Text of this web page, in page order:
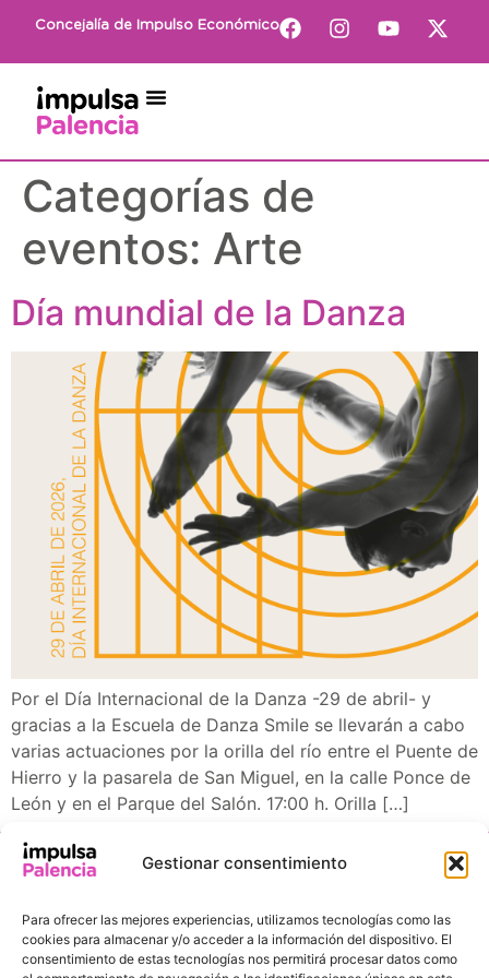
Gestionar consentimiento
Para ofrecer las mejores experiencias, utilizamos tecnologías como las
cookies para almacenar y/o acceder a la información del dispositivo. El
consentimiento de estas tecnologías nos permitirá procesar datos como
Concejalía de Impulso Económico
Categorías de
eventos: Arte
Día mundial de la Danza
Por el Día Internacional de la Danza -29 de abril- y
gracias a la Escuela de Danza Smile se llevarán a cabo
varias actuaciones por la orilla del río entre el Puente de
Hierro y la pasarela de San Miguel, en la calle Ponce de
León y en el Parque del Salón. 17:00 h. Orilla […]
INTERÉS
Ayuntamiento de
Palencia
DE
CONTACTO
Pl. de la